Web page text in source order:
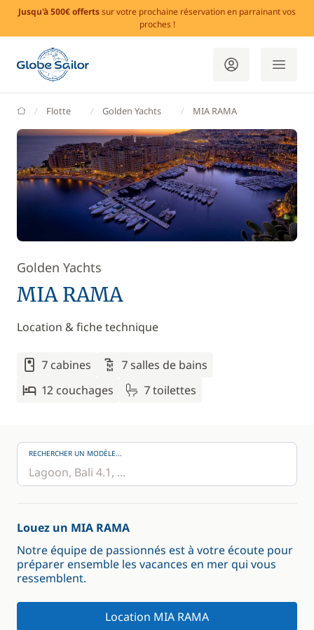
Jusqu'à 500€ offertssur votre prochaine réservation en parrainant vos
proches !
GlobeSailor
Flotte Golden Yachts MIA RAMA
Golden Yachts
MIA RAMA
Location & fiche technique
7 cabines
7 salles de bains
12 couchages
7 toilettes
RECHERCHER UN MODÈLE...
Louez un MIA RAMA
Notre équipe de passionnés est à votre écoute pour
préparer ensemble les vacances en mer qui vous
ressemblent.
Location MIA RAMA